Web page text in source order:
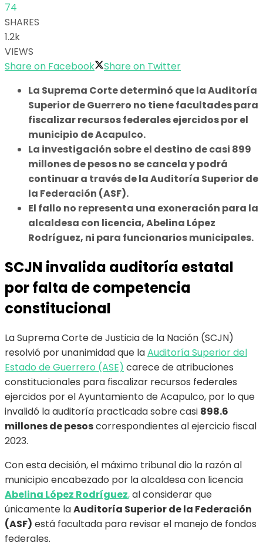
74
SHARES
1.2k
VIEWS
Share on Facebook
Share on Twitter
La Suprema Corte determinó que la Auditoría
Superior de Guerrero no tiene facultades para
fiscalizar recursos federales ejercidos por el
municipio de Acapulco.
La investigación sobre el destino de casi 899
millones de pesos no se cancela y podrá
continuar a través de la Auditoría Superior de
la Federación (ASF).
El fallo no representa una exoneración para la
alcaldesa con licencia, Abelina López
Rodríguez, ni para funcionarios municipales.
SCJN invalida auditoría estatal
por falta de competencia
constitucional
La Suprema Corte de Justicia de la Nación (SCJN)
resolvió por unanimidad que laAuditoría Superior del
Estado de Guerrero (ASE) carece de atribuciones
constitucionales para fiscalizar recursos federales
ejercidos por el Ayuntamiento de Acapulco, por lo que
invalidó la auditoría practicada sobre casi 898.6
millones de pesoscorrespondientes al ejercicio fiscal
2023.
Con esta decisión, el máximo tribunal dio la razón al
municipio encabezado por la alcaldesa con licencia
Abelina López Rodríguez,al considerar que
únicamente laAuditoría Superior de la Federación
(ASF) está facultada para revisar el manejo de fondos
federales.